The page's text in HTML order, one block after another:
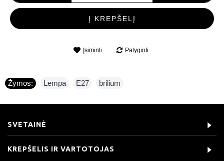
Į KREPŠELĮ
Įsiminti Palyginti
Žymos: Lempa E27 brilium
SVETAINĖ
KREPŠELIS IR VARTOTOJAS